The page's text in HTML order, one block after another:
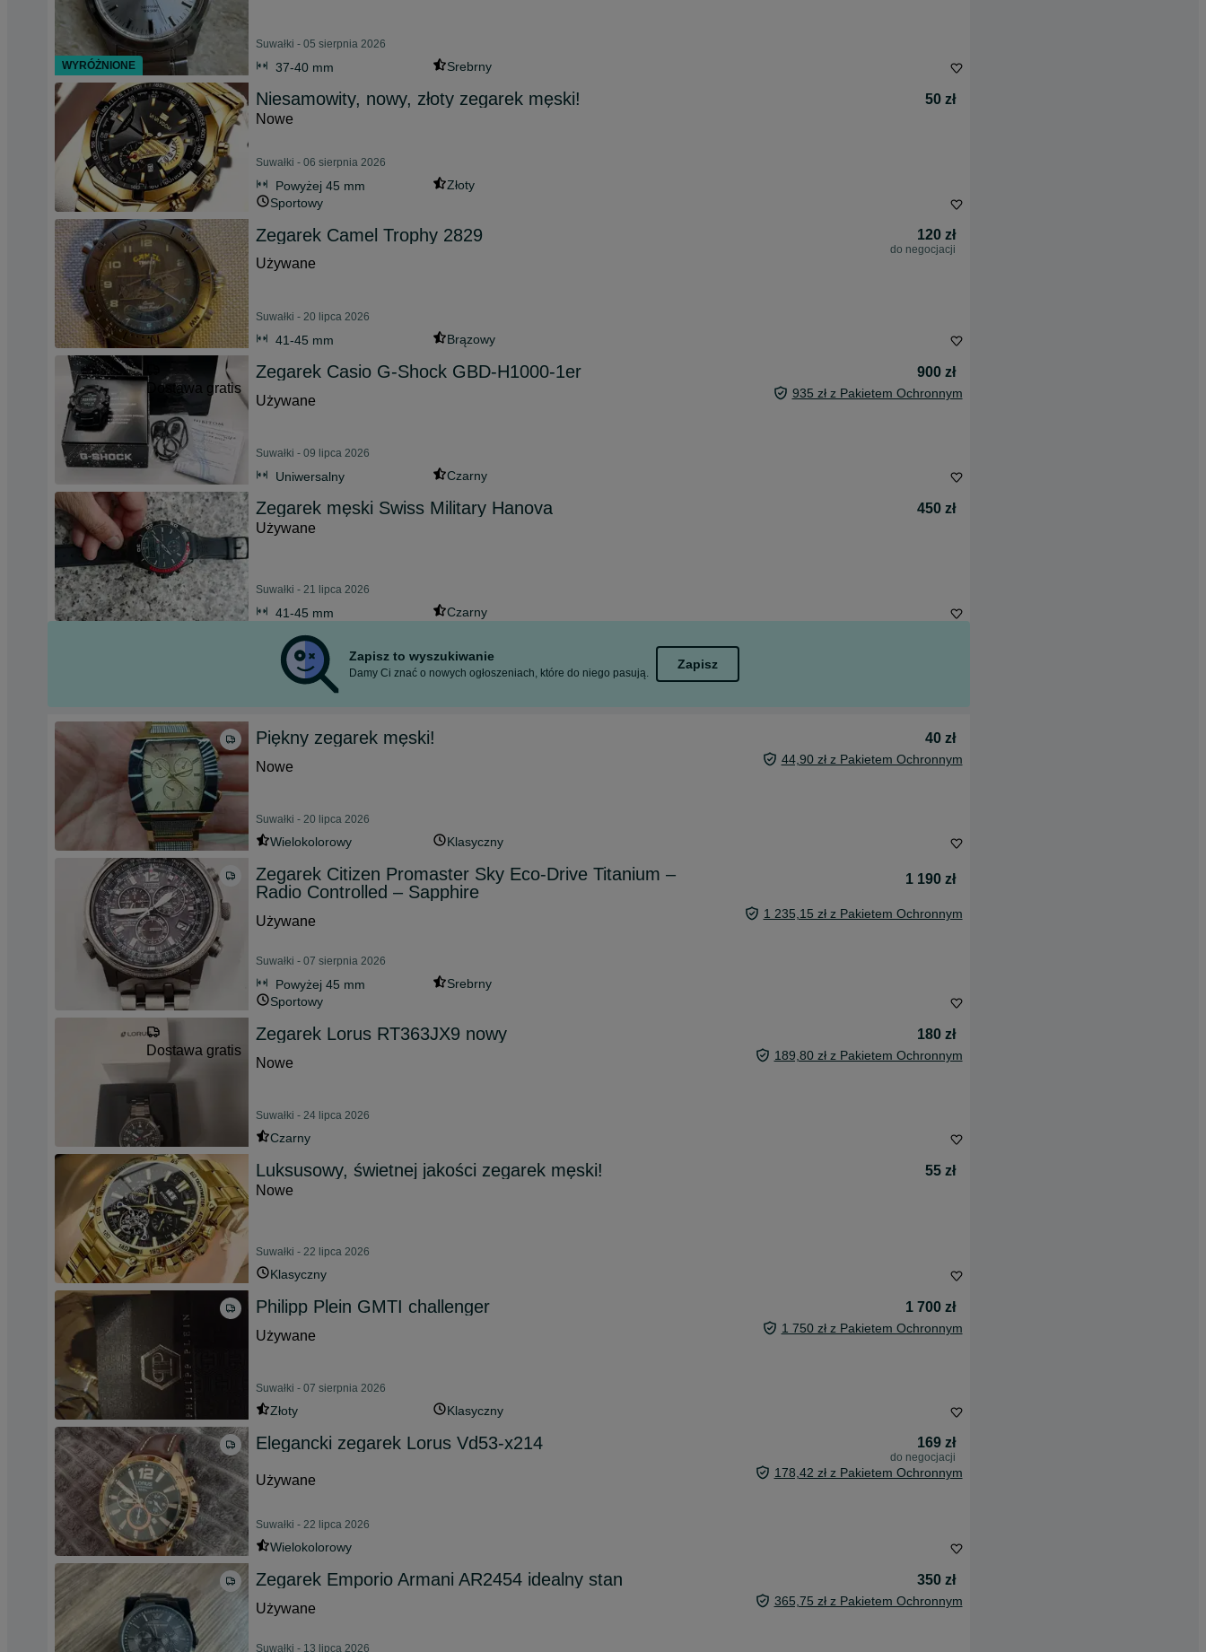
Suwałki - 05 sierpnia 2026
37-40 mm Srebrny
Niesamowity, nowy, złoty zegarek męski!
50 zł
Nowe
Suwałki - 06 sierpnia 2026
Powyżej 45 mm
Złoty
Sportowy
Zegarek Camel Trophy 2829 120 zł
do negocjacji
Używane
Suwałki - 20 lipca 2026
41-45 mm Brązowy
Dostawa gratis
Zegarek Casio G-Shock GBD-H1000-1er
900 zł
Używane
935 zł z Pakietem Ochronnym
Suwałki - 09 lipca 2026
Uniwersalny Czarny
Zegarek męski Swiss Military Hanova
450 zł
Używane
Suwałki - 21 lipca 2026
41-45 mm Czarny
Zapisz to wyszukiwanie
Damy Ci znać o nowych ogłoszeniach, które do niego pasują.
Zapisz
Piękny zegarek męski!
40 zł
Nowe
44,90 zł z Pakietem Ochronnym
Suwałki - 20 lipca 2026
Wielokolorowy Klasyczny
Zegarek Citizen Promaster Sky Eco-Drive Titanium –
Radio Controlled – Sapphire
1 190 zł
Używane 1 235,15 zł z Pakietem Ochronnym
Suwałki - 07 sierpnia 2026
Powyżej 45 mm
Srebrny
Sportowy
Dostawa gratis
Zegarek Lorus RT363JX9 nowy
180 zł
Nowe
189,80 zł z Pakietem Ochronnym
Suwałki - 24 lipca 2026
Czarny
Luksusowy, świetnej jakości zegarek męski!
55 zł
Nowe
Suwałki - 22 lipca 2026
Klasyczny
Philipp Plein GMTI challenger
1 700 zł
Używane
1 750 zł z Pakietem Ochronnym
Suwałki - 07 sierpnia 2026
Złoty Klasyczny
Elegancki zegarek Lorus Vd53-x214 169 zł
do negocjacji
Używane 178,42 zł z Pakietem Ochronnym
Suwałki - 22 lipca 2026
Wielokolorowy
Zegarek Emporio Armani AR2454 idealny stan
350 zł
Używane
365,75 zł z Pakietem Ochronnym
Suwałki - 13 lipca 2026
WYRÓŻNIONE